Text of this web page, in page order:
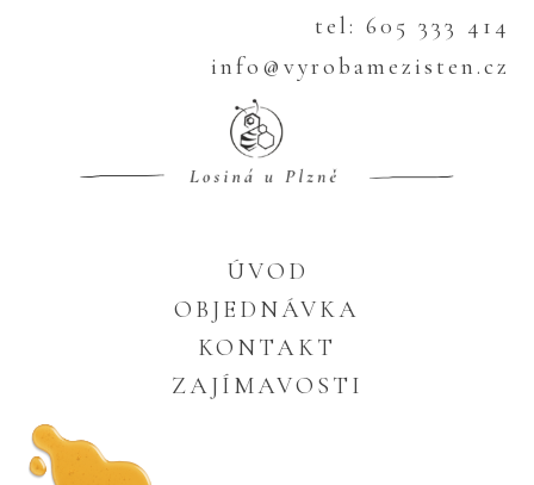
tel: 605 333 414
info@vyrobamezisten.cz
ÚVOD
OBJEDNÁVKA
KONTAKT
ZAJÍMAVOSTI